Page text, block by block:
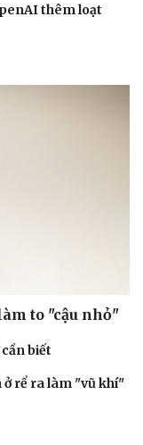
thêm loạt
to "cậu nhỏ"
biết
ở rể ra làm "vũ khí"